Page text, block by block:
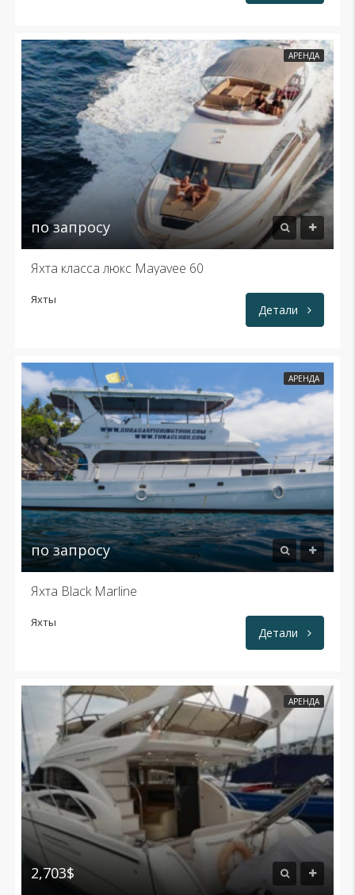
АРЕНДА
по запросу
Яхта класса люкс Mayavee 60
Яхты
Детали
АРЕНДА
по запросу
Яхта Black Marline
Яхты
Детали
АРЕНДА
2,703$